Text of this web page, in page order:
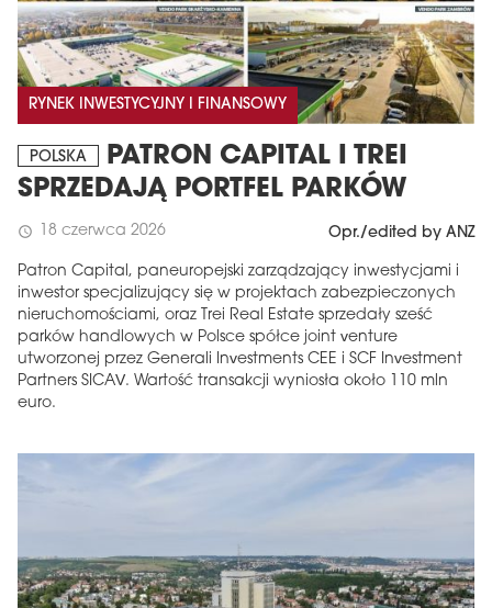
RYNEK INWESTYCYJNY I FINANSOWY
POLSKA
PATRON CAPITAL I TREI
SPRZEDAJĄ PORTFEL PARKÓW
schedule 18 czerwca 2026 Opr./edited by ANZ
Patron Capital, paneuropejski zarządzający inwestycjami i
inwestor specjalizujący się w projektach zabezpieczonych
nieruchomościami, oraz Trei Real Estate sprzedały sześć
parków handlowych w Polsce spółce joint venture
utworzonej przez Generali Investments CEE i SCF Investment
Partners SICAV. Wartość transakcji wyniosła około 110 mln
euro.